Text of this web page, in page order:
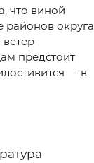
что виной
районов округа
предстоит
— в